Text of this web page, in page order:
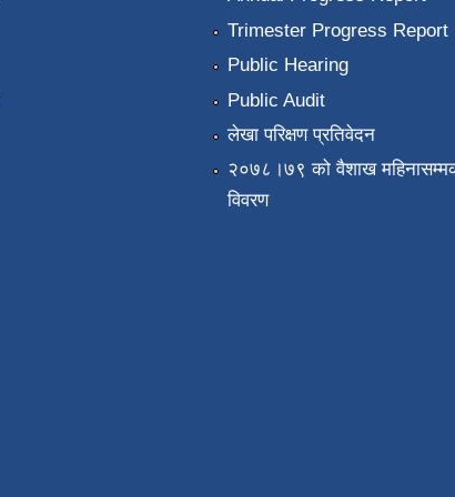
Trimester Progress Report
Public Hearing
Public Audit
लेखा परिक्षण प्रतिवेदन
२०७८।७९ को वैशाख
विवरण